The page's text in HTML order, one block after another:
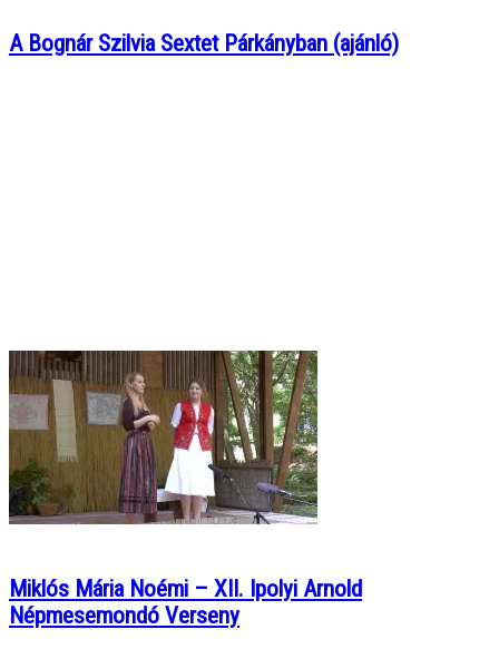
A Bognár Szilvia Sextet Párkányban (ajánló)
Miklós Mária Noémi – XII. Ipolyi Arnold
Népmesemondó Verseny